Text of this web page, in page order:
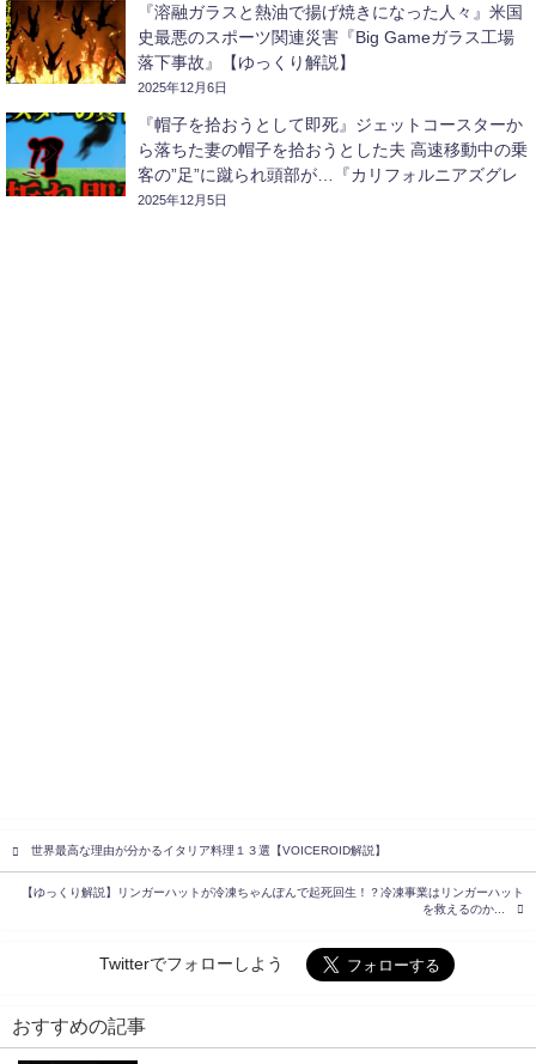
『溶融ガラスと熱油で揚げ焼きになった人々』米国
史最悪のスポーツ関連災害『Big Gameガラス工場
落下事故』【ゆっくり解説】
2025年12月6日
『帽子を拾おうとして即死』ジェットコースターか
ら落ちた妻の帽子を拾おうとした夫 高速移動中の乗
客の”足”に蹴られ頭部が…『カリフォルニアズグレ
ートアメリカコースター激突事故』【ゆっくり解
2025年12月5日
世界最高な理由が分かるイタリア料理１３選【VOICEROID解説】
【ゆっくり解説】リンガーハットが冷凍ちゃんぽんで起死回生！？冷凍事業はリンガーハット
を救えるのか...
Twitterでフォローしよう
おすすめの記事